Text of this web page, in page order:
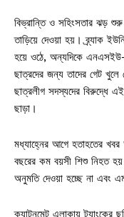
বিভ্রান্তি ও সহিংসতার ঝড়
তাড়িয়ে দেওয়া হয়। ব্র্যাক
হয়ে ওঠে, অন্যদিকে
ছাত্রদের জন্য তাদের গেট
ছাত্রলীগ সদস্যদের বিরুদ্ধে
ছাড়া।
মধ্যাহ্নের আগে হতাহতের
বছরের কম বয়সী শিশু নিহত হয়।
অনুমতি দেওয়া হচ্ছে না এবং
ক্যান্টনমেন্ট এলাকায়